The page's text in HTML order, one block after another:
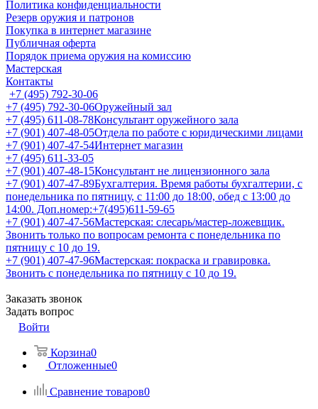
Политика конфиденциальности
Резерв оружия и патронов
Покупка в интернет магазине
Публичная оферта
Порядок приема оружия на комиссию
Мастерская
Контакты
+7 (495) 792-30-06
+7 (495) 792-30-06Оружейный зал
+7 (495) 611-08-78Консультант оружейного зала
+7 (901) 407-48-05Отдела по работе с юридическими лицами
+7 (901) 407-47-54Интернет магазин
+7 (495) 611-33-05
+7 (901) 407-48-15Консультант не лицензионного зала
+7 (901) 407-47-89Бухгалтерия. Время работы бухгалтерии, с
понедельника по пятницу, с 11:00 до 18:00, обед с 13:00 до
14:00. Доп.номер:+7(495)611-59-65
+7 (901) 407-47-56Мастерская: слесарь/мастер-ложевщик.
Звонить только по вопросам ремонта с понедельника по
пятницу с 10 до 19.
+7 (901) 407-47-96Мастерская: покраска и гравировка.
Звонить с понедельника по пятницу с 10 до 19.
Заказать звонок
Задать вопрос
Войти
Корзина0
Отложенные0
Сравнение товаров0